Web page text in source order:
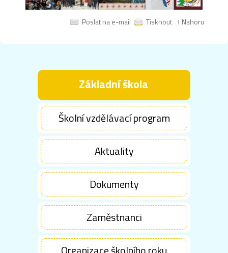
Poslat na e-mail Tisknout ↑ Nahoru
Základní škola
Školní vzdělávací program
Aktuality
Dokumenty
Zaměstnanci